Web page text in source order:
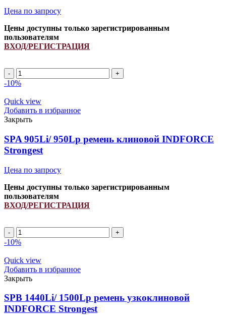
Цена по запросу
Цены доступны только зарегистрированным
пользователям
ВХОД/РЕГИСТРАЦИЯ
Количество
товара
1940Li/
2000Lp
(PCM
6201396)
ремень
узкоклиновой
INDFORCE
-10%
Quick view
Добавить в избранное
Закрыть
SPA 905Li/ 950Lp ремень клиновой INDFORCE
Strongest
Цена по запросу
Цены доступны только зарегистрированным
пользователям
ВХОД/РЕГИСТРАЦИЯ
Количество
товара
905Li/
950Lp
ремень
клиновой
INDFORCE
Strongest
-10%
Quick view
Добавить в избранное
Закрыть
SPB 1440Li/ 1500Lp ремень узкоклиновой
INDFORCE Strongest